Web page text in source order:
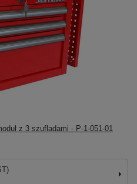
z 3 szufladami - P-1-051-01